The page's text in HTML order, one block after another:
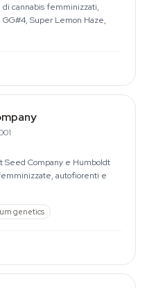
di cannabis femminizzati,
Super Lemon Haze,
Seed Company e Humboldt
autofiorenti e
genetics